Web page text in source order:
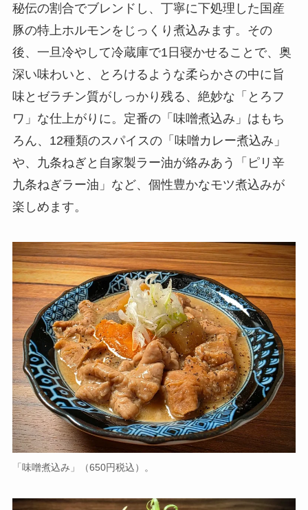
秘伝の割合でブレンドし、丁寧に下処理した国産
豚の特上ホルモンをじっくり煮込みます。その
後、一旦冷やして冷蔵庫で1日寝かせることで、奥
深い味わいと、とろけるような柔らかさの中に旨
味とゼラチン質がしっかり残る、絶妙な「とろフ
ワ」な仕上がりに。定番の「味噌煮込み」はもち
ろん、12種類のスパイスの「味噌カレー煮込み」
や、九条ねぎと自家製ラー油が絡みあう「ピリ辛
九条ねぎラー油」など、個性豊かなモツ煮込みが
楽しめます。
「味噌煮込み」（650円税込）。